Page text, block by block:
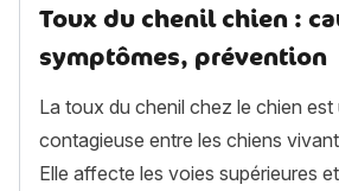
Toux du chenil chien :
symptômes, prévention
La toux du chenil chez le chien est
contagieuse entre les chiens
Elle affecte les voies supérieures